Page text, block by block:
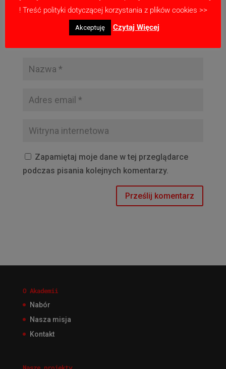
Zapamiętaj moje dane w tej przeglądarce
podczas pisania kolejnych komentarzy.
O Akademii
Nabór
Nasza misja
Kontakt
! Treść polityki dotyczącej korzystania z plików cookies >>
Akceptuję Czytaj Więcej